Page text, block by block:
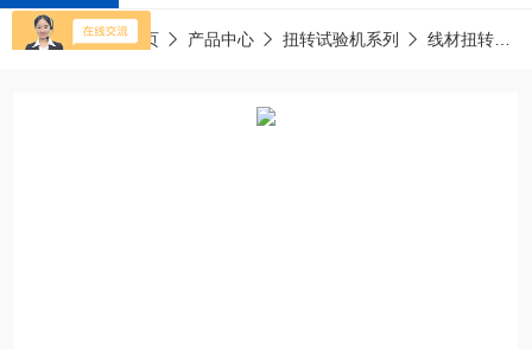
当前位置：首页 产品中心 扭转试验机系列 线材扭转试验机